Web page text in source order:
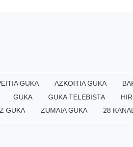
GUKA AZKOITIA GUKA
GUKA GUKA TELEBISTA
GUKA ZUMAIA GUKA 28